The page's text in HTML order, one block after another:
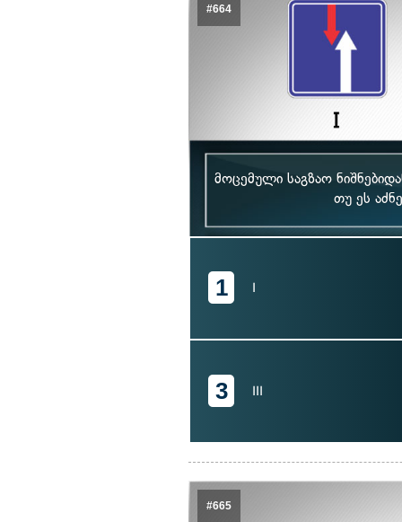
#664
მოცემული საგზაო
თუ ეს
1 I
3 III
#665